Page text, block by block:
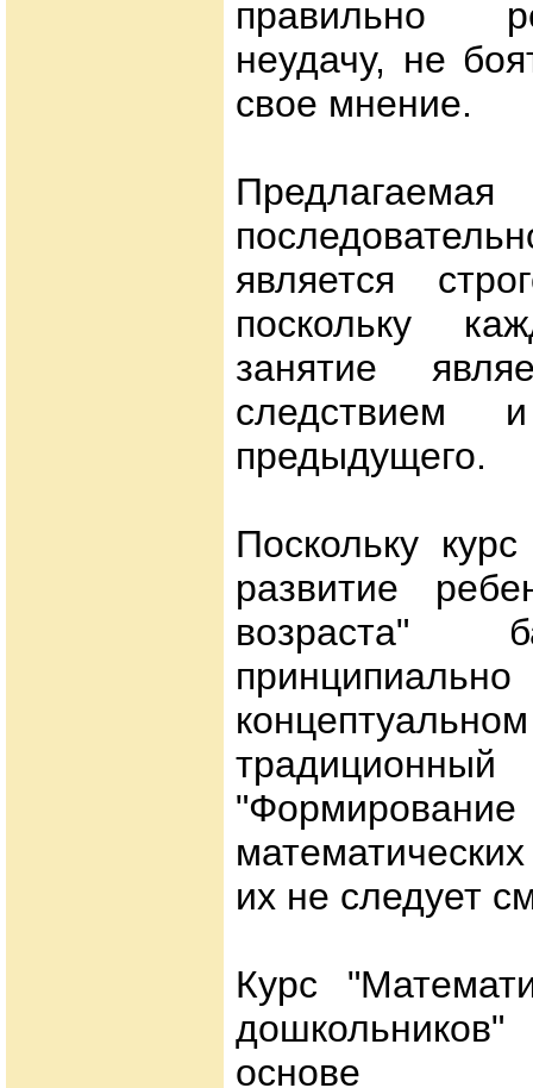
правильно
неудачу, не
свое мнение.
Предлагаемая
является
поскольку
занятие
следствием
предыдущего.
Поскольку
развитие
возраста"
их не следует
Курс
основе